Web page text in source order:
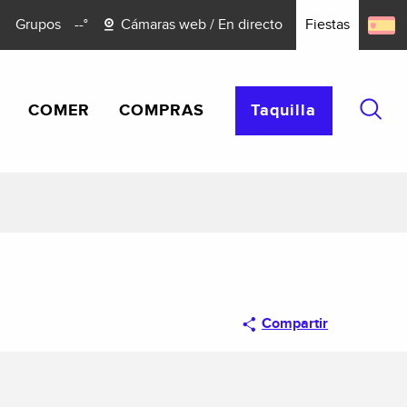
Grupos --° Cámaras web / En directo Fiestas
COMER COMPRAS Taquilla
Compartir